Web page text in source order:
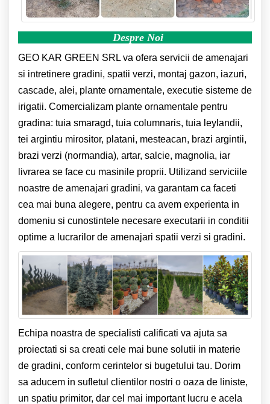
Despre Noi
GEO KAR GREEN SRL va ofera servicii de amenajari
si intretinere gradini, spatii verzi, montaj gazon, iazuri,
cascade, alei, plante ornamentale, executie sisteme de
irigatii. Comercializam plante ornamentale pentru
gradina: tuia smaragd, tuia columnaris, tuia leylandii,
tei argintiu mirositor, platani, mesteacan, brazi argintii,
brazi verzi (normandia), artar, salcie, magnolia, iar
livrarea se face cu masinile proprii. Utilizand serviciile
noastre de amenajari gradini, va garantam ca faceti
cea mai buna alegere, pentru ca avem experienta in
domeniu si cunostintele necesare executarii in conditii
optime a lucrarilor de amenajari spatii verzi si gradini.
Echipa noastra de specialisti calificati va ajuta sa
proiectati si sa creati cele mai bune solutii in materie
de gradini, conform cerintelor si bugetului tau. Dorim
sa aducem in sufletul clientilor nostri o oaza de liniste,
un spatiu primitor, dar cel mai important lucru e acela